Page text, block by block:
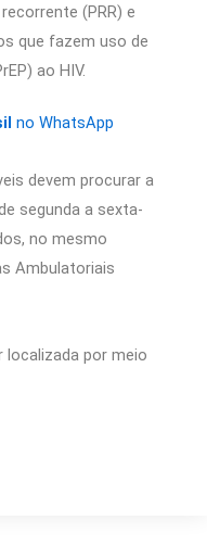
(PRR) e
que fazem uso de
ao HIV.
no WhatsApp
devem procurar a
segunda a sexta-
no mesmo
Ambulatoriais
localizada por meio